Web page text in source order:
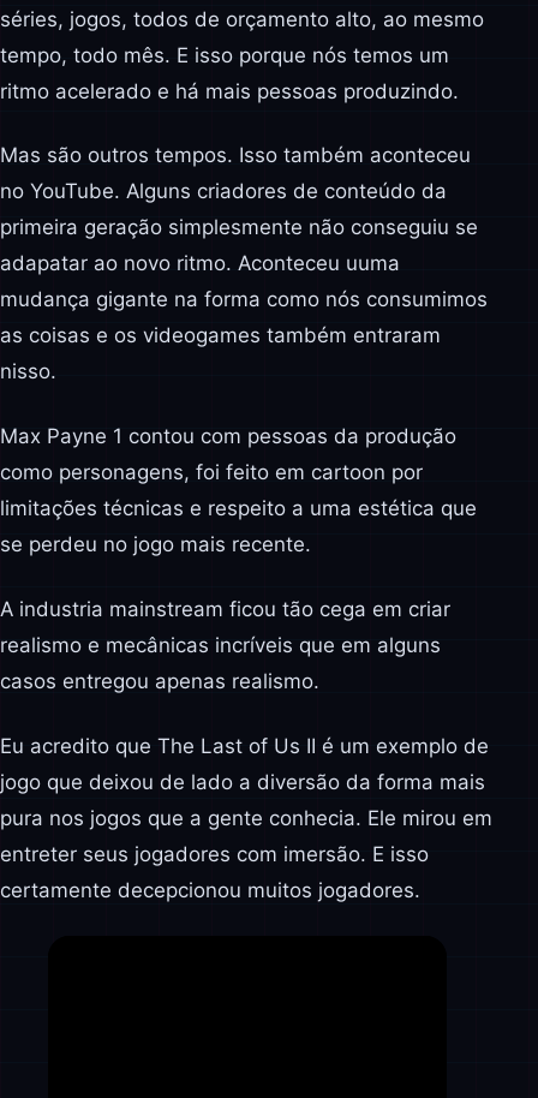
séries, jogos, todos de orçamento alto, ao mesmo
tempo, todo mês. E isso porque nós temos um
ritmo acelerado e há mais pessoas produzindo.
Mas são outros tempos. Isso também aconteceu
no YouTube. Alguns criadores de conteúdo da
primeira geração simplesmente não conseguiu se
adapatar ao novo ritmo. Aconteceu uuma
mudança gigante na forma como nós consumimos
as coisas e os videogames também entraram
nisso.
Max Payne 1 contou com pessoas da produção
como personagens, foi feito em cartoon por
limitações técnicas e respeito a uma estética que
se perdeu no jogo mais recente.
A industria mainstream ficou tão cega em criar
realismo e mecânicas incríveis que em alguns
casos entregou apenas realismo.
Eu acredito que The Last of Us II é um exemplo de
jogo que deixou de lado a diversão da forma mais
pura nos jogos que a gente conhecia. Ele mirou em
entreter seus jogadores com imersão. E isso
certamente decepcionou muitos jogadores.